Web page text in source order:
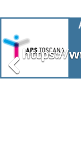
https://
Previous